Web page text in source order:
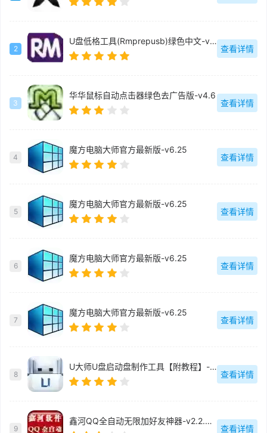
2
U盘低格工具(Rmprepusb)绿色中文-v2.1.744
查看详情
3
华华鼠标自动点击器绿色去广告版-v4.6
查看详情
4
魔方电脑大师官方最新版-v6.25
查看详情
5
魔方电脑大师官方最新版-v6.25
查看详情
6
魔方电脑大师官方最新版-v6.25
查看详情
7
魔方电脑大师官方最新版-v6.25
查看详情
8
U大师U盘启动盘制作工具【附教程】-v【】
查看详情
9
鑫河QQ全自动无限加好友神器-v2.2.3.6
查看详情